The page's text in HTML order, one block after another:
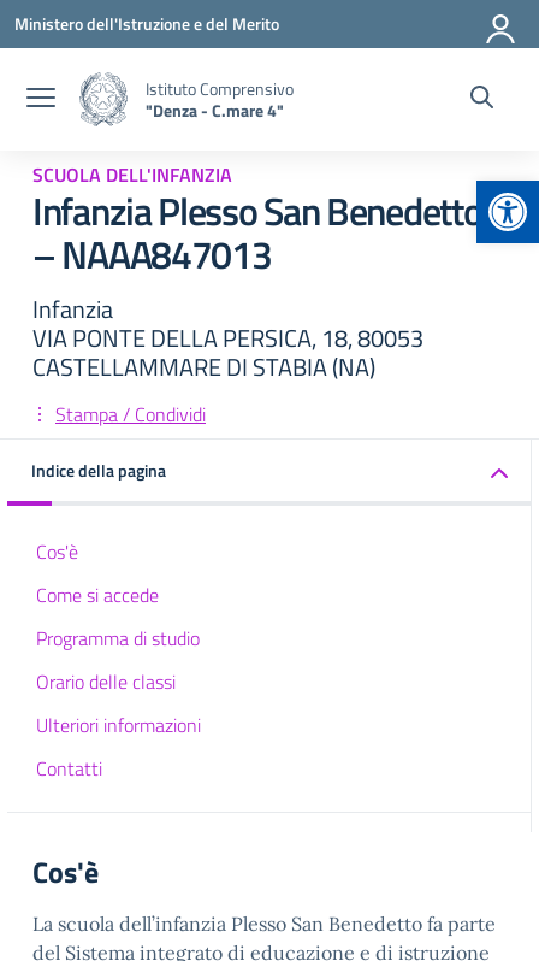
Vai ai contenuti
Vai al menu di navigazione
Vai al footer
Ministero dell'Istruzione e del Merito
Istituto Comprensivo
"Denza - C.mare 4"
SCUOLA DELL'INFANZIA
Infanzia Plesso San Benedetto
– NAAA847013
Infanzia
VIA PONTE DELLA PERSICA, 18, 80053
CASTELLAMMARE DI STABIA (NA)
Stampa / Condividi
Indice della pagina
Cos'è
Come si accede
Programma di studio
Orario delle classi
Ulteriori informazioni
Contatti
Cos'è
La scuola dell’infanzia Plesso San Benedetto fa parte
del Sistema integrato di educazione e di istruzione